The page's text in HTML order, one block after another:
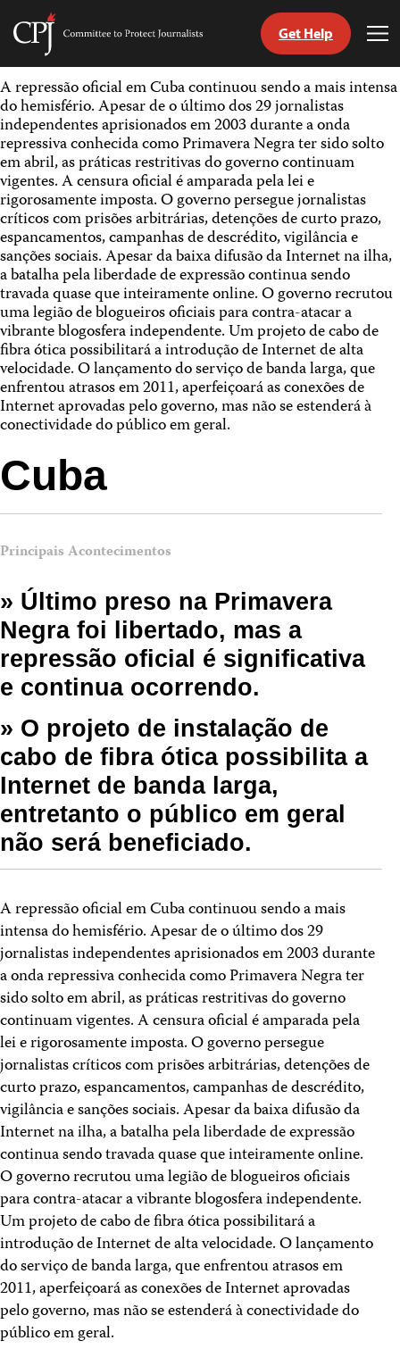
Skip
to
content
Committee
Protect
Journalists
Get Help
A repressão oficial em Cuba continuou sendo a mais intensa
do hemisfério. Apesar de o último dos 29 jornalistas
independentes aprisionados em 2003 durante a onda
repressiva conhecida como Primavera Negra ter sido solto
em abril, as práticas restritivas do governo continuam
vigentes. A censura oficial é amparada pela lei e
rigorosamente imposta. O governo persegue jornalistas
críticos com prisões arbitrárias, detenções de curto prazo,
espancamentos, campanhas de descrédito, vigilância e
sanções sociais. Apesar da baixa difusão da Internet na ilha,
a batalha pela liberdade de expressão continua sendo
travada quase que inteiramente online. O governo recrutou
uma legião de blogueiros oficiais para contra-atacar a
vibrante blogosfera independente. Um projeto de cabo de
fibra ótica possibilitará a introdução de Internet de alta
velocidade. O lançamento do serviço de banda larga, que
enfrentou atrasos em 2011, aperfeiçoará as conexões de
Internet aprovadas pelo governo, mas não se estenderá à
conectividade do público em geral.
Cuba
Principais Acontecimentos
» Último preso na Primavera
Negra foi libertado, mas a
repressão oficial é significativa
e continua ocorrendo.
» O projeto de instalação de
cabo de fibra ótica possibilita a
Internet de banda larga,
entretanto o público em geral
não será beneficiado.
A repressão oficial em Cuba continuou sendo a mais
intensa do hemisfério. Apesar de o último dos 29
jornalistas independentes aprisionados em 2003 durante
a onda repressiva conhecida como Primavera Negra ter
sido solto em abril, as práticas restritivas do governo
continuam vigentes. A censura oficial é amparada pela
lei e rigorosamente imposta. O governo persegue
jornalistas críticos com prisões arbitrárias, detenções de
curto prazo, espancamentos, campanhas de descrédito,
vigilância e sanções sociais. Apesar da baixa difusão da
Internet na ilha, a batalha pela liberdade de expressão
continua sendo travada quase que inteiramente online.
O governo recrutou uma legião de blogueiros oficiais
para contra-atacar a vibrante blogosfera independente.
Um projeto de cabo de fibra ótica possibilitará a
introdução de Internet de alta velocidade. O lançamento
do serviço de banda larga, que enfrentou atrasos em
2011, aperfeiçoará as conexões de Internet aprovadas
pelo governo, mas não se estenderá à conectividade do
público em geral.